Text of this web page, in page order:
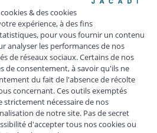
la société JACADI, responsable
à l'envoi de newsletters, à la
le traitement, le suivi et la livraison
que pour le suivi de votre
fidélité. Conformément au
679 du 27 avril 2016 sur la
vous bénéficiez d'un
des directives anticipées, de
d'effacement, de portabilité ou de